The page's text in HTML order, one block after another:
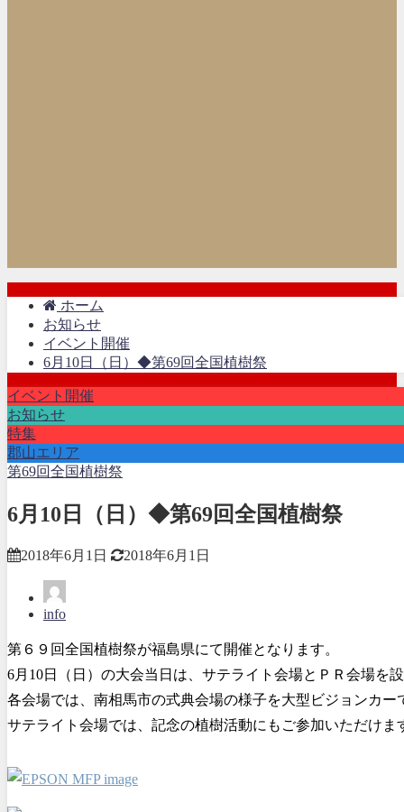
ホーム
お知らせ
イベント開催
6月10日（日）◆第69回全国植樹祭
イベント開催
お知らせ
特集
郡山エリア
第69回全国植樹祭
6月10日（日）◆第69回全国植樹祭
2018年6月1日 2018年6月1日
info
第６９回全国植樹祭が福島県にて開催となります。
6月10日（日）の大会当日は、サテライト会場とＰＲ会場を
各会場では、南相馬市の式典会場の様子を大型ビジョンカ
サテライト会場では、記念の植樹活動にもご参加いただけま